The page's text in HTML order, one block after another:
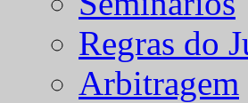
Regras do
Arbitragem